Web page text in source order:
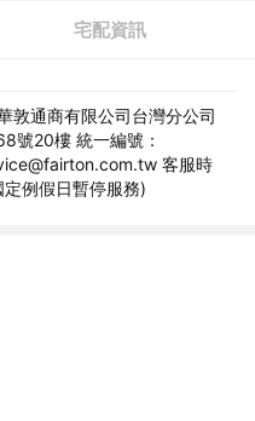
宅配資訊
敦通商有限公司台灣分公司
號20樓 統一編號：
客服時
例假日暫停服務)